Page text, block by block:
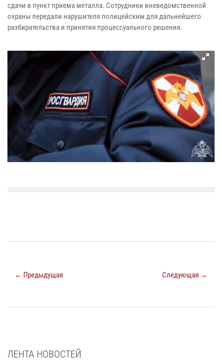
сдачи в пункт приема металла. Сотрудники вневедомственной
охраны передали нарушителя полицейским для дальнейшего
разбирательства и принятия процессуального решения.
← Предыдущая Следующая →
ЛЕНТА НОВОСТЕЙ